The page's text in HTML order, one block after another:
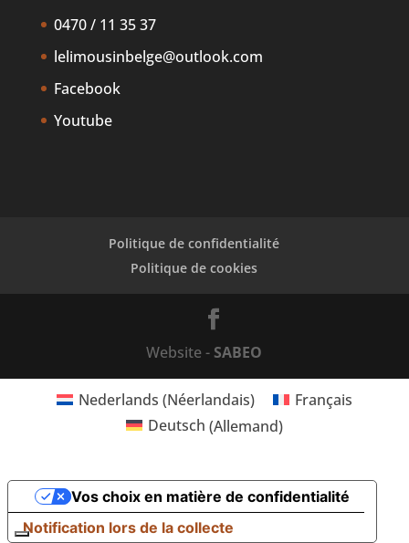
0470 / 11 35 37
lelimousinbelge@outlook.com
Facebook
Youtube
Politique de confidentialité
Politique de cookies
Website - SABEO
Nederlands (Néerlandais)
Français
Deutsch (Allemand)
Notification lors de la collecte
Vos choix en matière de confidentialité